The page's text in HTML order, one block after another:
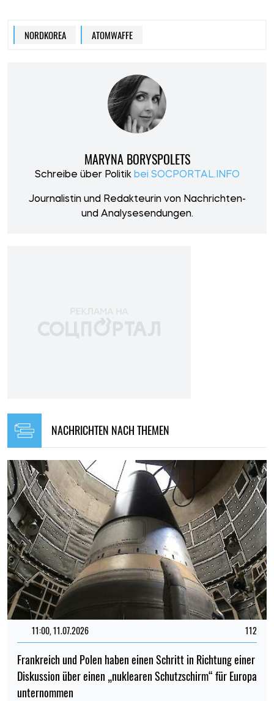
NORDKOREA ATOMWAFFE
MARYNA BORYSPOLETS
Schreibе über Politik bei SOCPORTAL.INFO
Journalistin und Redakteurin von Nachrichten-
und Analysesendungen.
NACHRICHTEN NACH THEMEN
11:00, 11.07.2026 112
Frankreich und Polen haben einen Schritt in Richtung einer
Diskussion über einen „nuklearen Schutzschirm“ für Europa
unternommen